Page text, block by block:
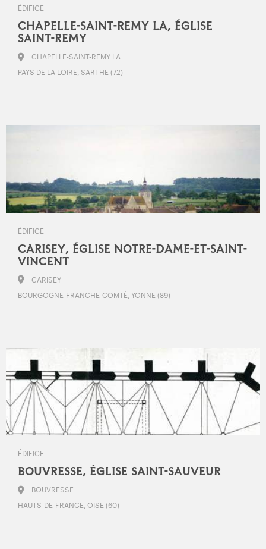
ÉDIFICE
CHAPELLE-SAINT-REMY LA, ÉGLISE
SAINT-REMY
CHAPELLE-SAINT-REMY LA
PAYS DE LA LOIRE, SARTHE (72)
ÉDIFICE
CARISEY, ÉGLISE NOTRE-DAME-ET-SAINT-
VINCENT
CARISEY
BOURGOGNE-FRANCHE-COMTÉ, YONNE (89)
ÉDIFICE
BOUVRESSE, ÉGLISE SAINT-SAUVEUR
BOUVRESSE
HAUTS-DE-FRANCE, OISE (60)